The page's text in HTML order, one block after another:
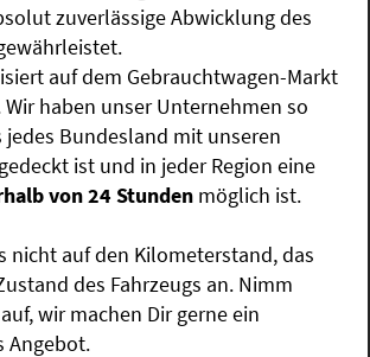
zuverlässige Abwicklung des
auf dem Gebrauchtwagen-Markt
haben unser Unternehmen so
jedes Bundesland mit unseren
ist und in jeder Region eine
von 24 Stunden möglich ist.
nicht auf den Kilometerstand, das
des Fahrzeugs an. Nimm
wir machen Dir gerne ein
Angebot.